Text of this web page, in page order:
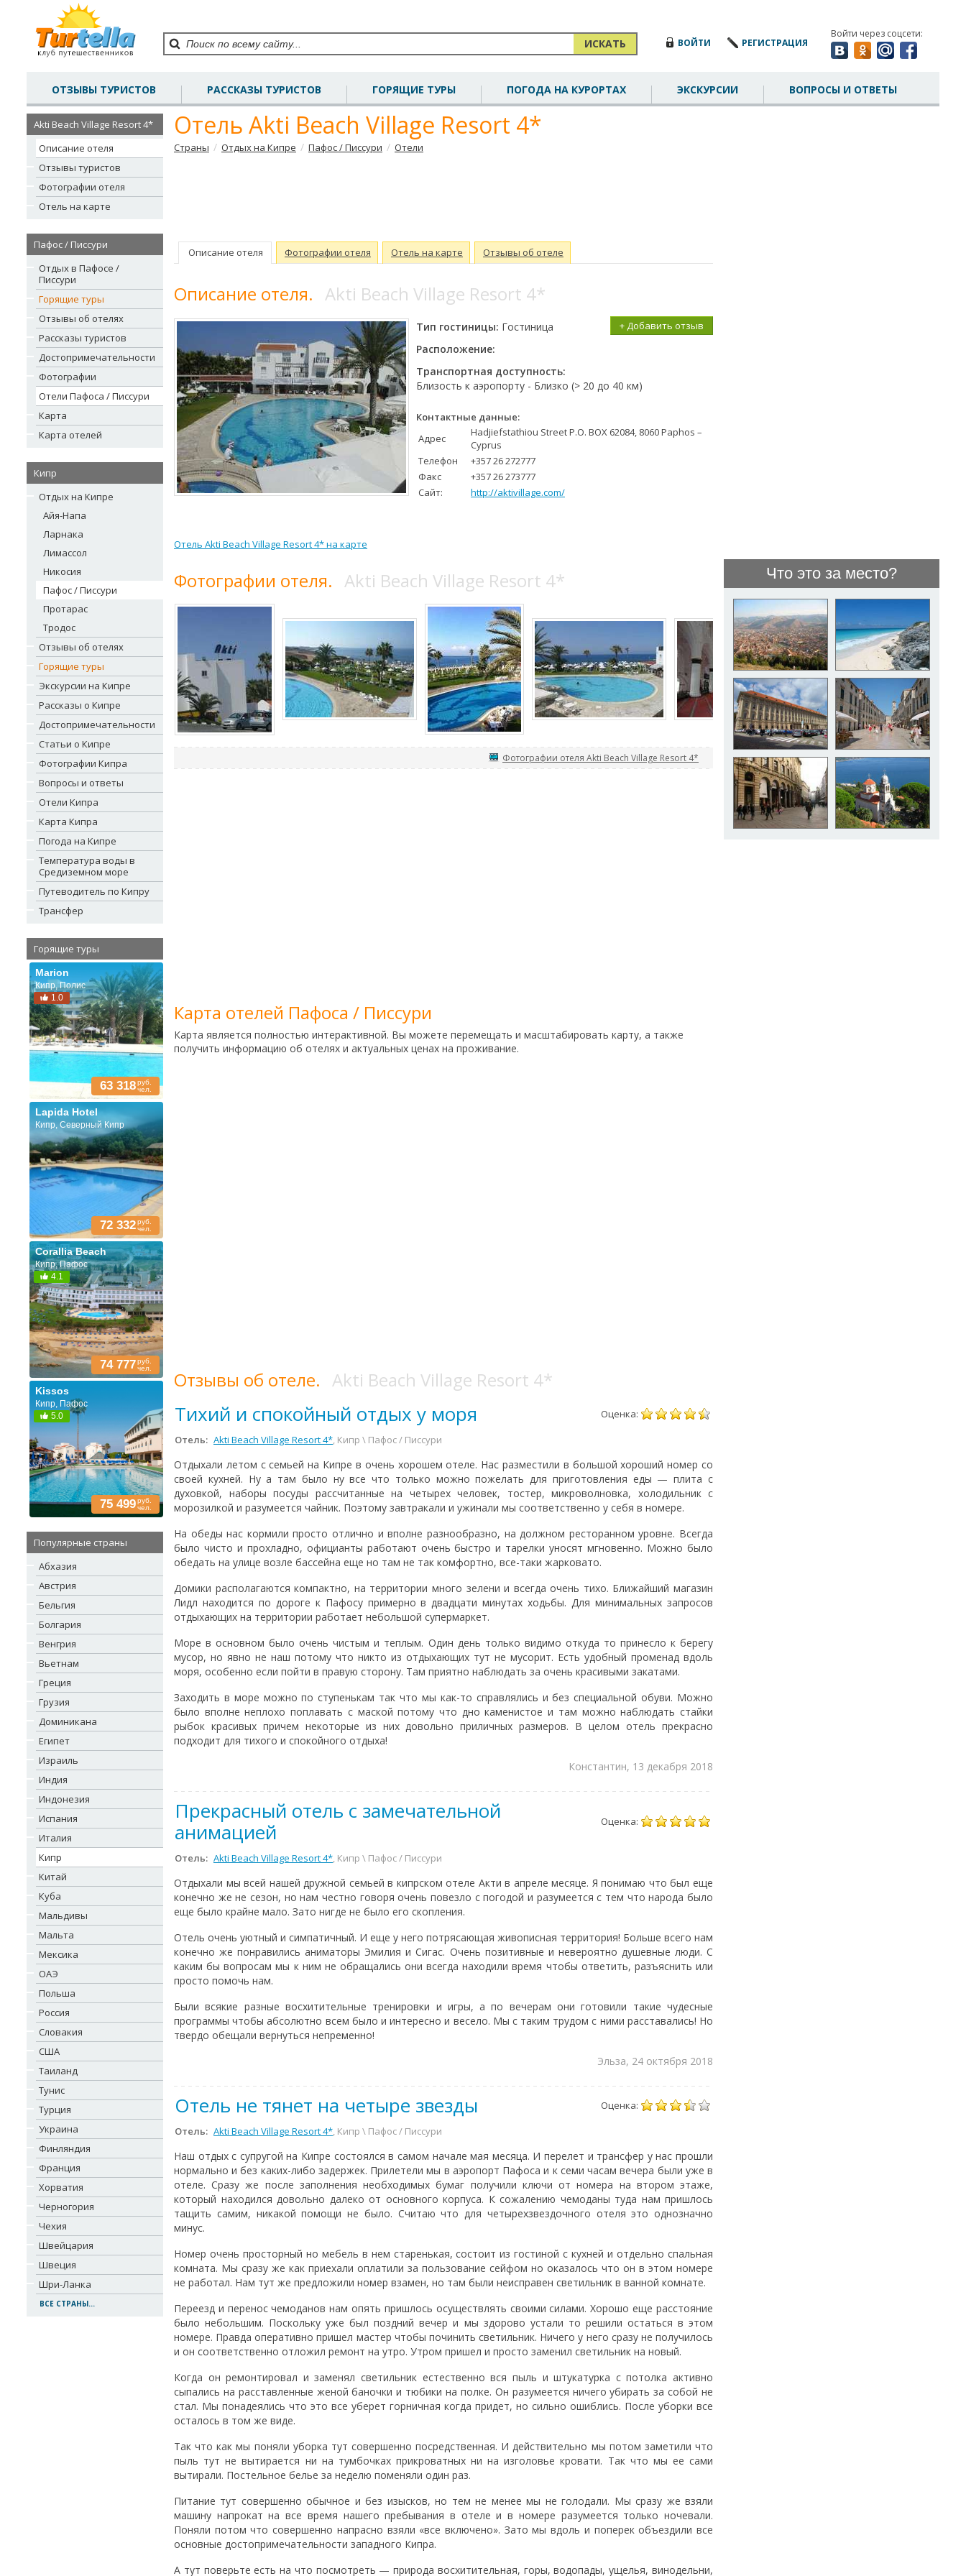
ИСКАТЬ ВОЙТИ РЕГИСТРАЦИЯ
Войти через соцсети:
ОТЗЫВЫ ТУРИСТОВ РАССКАЗЫ ТУРИСТОВ ГОРЯЩИЕ ТУРЫ ПОГОДА НА КУРОРТАХ ЭКСКУРСИИ ВОПРОСЫ И ОТВЕТЫ
Akti Beach Village Resort 4*
Описание отеля
Отзывы туристов
Фотографии отеля
Отель на карте
Пафос / Писсури
Отдых в Пафосе /
Писсури
Горящие туры
Отзывы об отелях
Рассказы туристов
Достопримечательности
Фотографии
Отели Пафоса / Писсури
Карта
Карта отелей
Кипр
Отдых на Кипре
Айя-Напа
Ларнака
Лимассол
Никосия
Пафос / Писсури
Протарас
Тродос
Отзывы об отелях
Горящие туры
Экскурсии на Кипре
Рассказы о Кипре
Достопримечательности
Статьи о Кипре
Фотографии Кипра
Вопросы и ответы
Отели Кипра
Карта Кипра
Погода на Кипре
Температура воды в
Средиземном море
Путеводитель по Кипру
Трансфер
Горящие туры
Marion
Кипр, Полис
1.0
63 318руб.
чел.
Lapida Hotel
Кипр, Северный Кипр
72 332руб.
чел.
Corallia Beach
Кипр, Пафос
4.1
74 777руб.
чел.
Kissos
Кипр, Пафос
5.0
75 499руб.
чел.
Популярные страны
Абхазия
Австрия
Бельгия
Болгария
Венгрия
Вьетнам
Греция
Грузия
Доминикана
Египет
Израиль
Индия
Индонезия
Испания
Италия
Кипр
Китай
Куба
Мальдивы
Мальта
Мексика
ОАЭ
Польша
Россия
Словакия
США
Таиланд
Тунис
Турция
Украина
Финляндия
Франция
Хорватия
Черногория
Чехия
Швейцария
Швеция
Шри-Ланка
ВСЕ СТРАНЫ...
Отель Akti Beach Village Resort 4*
Страны / Отдых на Кипре / Пафос / Писсури / Отели
Описание отеля Фотографии отеля Отель на карте Отзывы об отеле
Описание отеля. Akti Beach Village Resort 4*
+ Добавить отзыв
Тип гостиницы: Гостиница
Расположение:
Транспортная доступность:
Близость к аэропорту - Близко (> 20 до 40 км)
Контактные данные:
Адрес
Hadjiefstathiou Street P.O. BOX 62084, 8060 Paphos –
Cyprus
Телефон
+357 26 272777
Факс
+357 26 273777
Сайт:
http://aktivillage.com/
Отель Akti Beach Village Resort 4* на карте
Фотографии отеля. Akti Beach Village Resort 4*
Фотографии отеля Akti Beach Village Resort 4*
Карта отелей Пафоса / Писсури
Карта является полностью интерактивной. Вы можете перемещать и масштабировать карту, а также
получить информацию об отелях и актуальных ценах на проживание.
Отзывы об отеле. Akti Beach Village Resort 4*
Тихий и спокойный отдых у моря
Оценка:
Отель: Akti Beach Village Resort 4*, Кипр \ Пафос / Писсури
Отдыхали летом с семьей на Кипре в очень хорошем отеле. Нас разместили в большой хороший номер со
своей кухней. Ну а там было ну все что только можно пожелать для приготовления еды — плита с
духовкой, наборы посуды рассчитанные на четырех человек, тостер, микроволновка, холодильник с
морозилкой и разумеется чайник. Поэтому завтракали и ужинали мы соответственно у себя в номере.
На обеды нас кормили просто отлично и вполне разнообразно, на должном ресторанном уровне. Всегда
было чисто и прохладно, официанты работают очень быстро и тарелки уносят мгновенно. Можно было
обедать на улице возле бассейна еще но там не так комфортно, все-таки жарковато.
Домики располагаются компактно, на территории много зелени и всегда очень тихо. Ближайший магазин
Лидл находится по дороге к Пафосу примерно в двадцати минутах ходьбы. Для минимальных запросов
отдыхающих на территории работает небольшой супермаркет.
Море в основном было очень чистым и теплым. Один день только видимо откуда то принесло к берегу
мусор, но явно не наш потому что никто из отдыхающих тут не мусорит. Есть удобный променад вдоль
моря, особенно если пойти в правую сторону. Там приятно наблюдать за очень красивыми закатами.
Заходить в море можно по ступенькам так что мы как-то справлялись и без специальной обуви. Можно
было вполне неплохо поплавать с маской потому что дно каменистое и там можно наблюдать стайки
рыбок красивых причем некоторые из них довольно приличных размеров. В целом отель прекрасно
подходит для тихого и спокойного отдыха!
Константин, 13 декабря 2018
Прекрасный отель с замечательной
анимацией
Оценка:
Отель: Akti Beach Village Resort 4*, Кипр \ Пафос / Писсури
Отдыхали мы всей нашей дружной семьей в кипрском отеле Акти в апреле месяце. Я понимаю что был еще
конечно же не сезон, но нам честно говоря очень повезло с погодой и разумеется с тем что народа было
еще было крайне мало. Зато нигде не было его скопления.
Отель очень уютный и симпатичный. И еще у него потрясающая живописная территория! Больше всего нам
конечно же понравились аниматоры Эмилия и Сигас. Очень позитивные и невероятно душевные люди. С
каким бы вопросам мы к ним не обращались они всегда находили время чтобы ответить, разъяснить или
просто помочь нам.
Были всякие разные восхитительные тренировки и игры, а по вечерам они готовили такие чудесные
программы чтобы абсолютно всем было и интересно и весело. Мы с таким трудом с ними расставались! Но
твердо обещали вернуться непременно!
Эльза, 24 октября 2018
Отель не тянет на четыре звезды
Оценка:
Отель: Akti Beach Village Resort 4*, Кипр \ Пафос / Писсури
Наш отдых с супругой на Кипре состоялся в самом начале мая месяца. И перелет и трансфер у нас прошли
нормально и без каких-либо задержек. Прилетели мы в аэропорт Пафоса и к семи часам вечера были уже в
отеле. Сразу же после заполнения необходимых бумаг получили ключи от номера на втором этаже,
который находился довольно далеко от основного корпуса. К сожалению чемоданы туда нам пришлось
тащить самим, никакой помощи не было. Считаю что для четырехзвездочного отеля это однозначно
минус.
Номер очень просторный но мебель в нем старенькая, состоит из гостиной с кухней и отдельно спальная
комната. Мы сразу же как приехали оплатили за пользование сейфом но оказалось что он в этом номере
не работал. Нам тут же предложили номер взамен, но там были неисправен светильник в ванной комнате.
Переезд и перенос чемоданов нам опять пришлось осуществлять своими силами. Хорошо еще расстояние
было небольшим. Поскольку уже был поздний вечер и мы здорово устали то решили остаться в этом
номере. Правда оперативно пришел мастер чтобы починить светильник. Ничего у него сразу не получилось
и он соответственно отложил ремонт на утро. Утром пришел и просто заменил светильник на новый.
Когда он ремонтировал и заменял светильник естественно вся пыль и штукатурка с потолка активно
сыпались на расставленные женой баночки и тюбики на полке. Он разумеется ничего убирать за собой не
стал. Мы понадеялись что это все уберет горничная когда придет, но сильно ошиблись. После уборки все
осталось в том же виде.
Так что как мы поняли уборка тут совершенно посредственная. И действительно мы потом заметили что
пыль тут не вытирается ни на тумбочках прикроватных ни на изголовье кровати. Так что мы ее сами
вытирали. Постельное белье за неделю поменяли один раз.
Питание тут совершенно обычное и без изысков, но тем не менее мы не голодали. Мы сразу же взяли
машину напрокат на все время нашего пребывания в отеле и в номере разумеется только ночевали.
Поняли потом что совершенно напрасно взяли «все включено». Зато мы вдоль и поперек объездили все
основные достопримечательности западного Кипра.
А тут поверьте есть на что посмотреть — природа восхитительная, горы, водопады, ущелья, винодельни,
Что это за место?